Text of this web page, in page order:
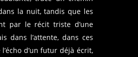
la nuit, tandis que les
par le récit triste d’une
dans l’attente, dans ces
d’un futur déjà écrit,